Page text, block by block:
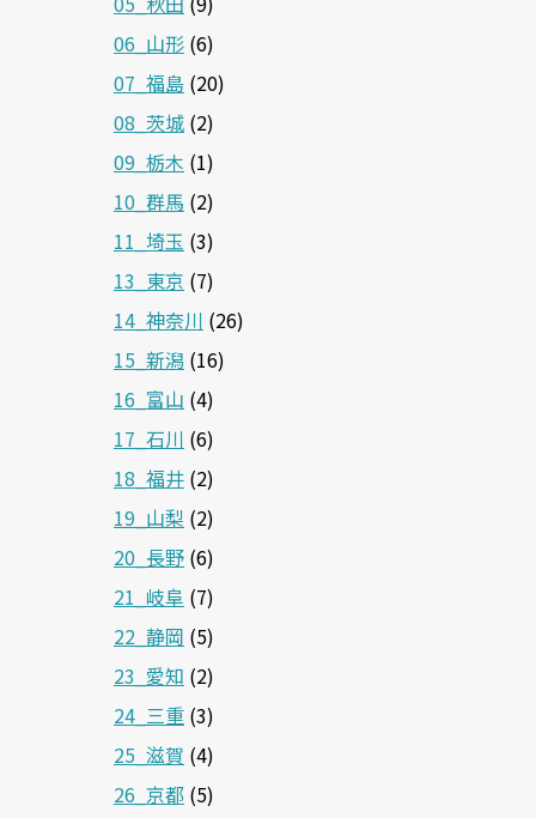
06_山形 (6)
07_福島 (20)
08_茨城 (2)
09_栃木 (1)
10_群馬 (2)
11_埼玉 (3)
13_東京 (7)
14_神奈川 (26)
15_新潟 (16)
16_富山 (4)
17_石川 (6)
18_福井 (2)
19_山梨 (2)
20_長野 (6)
21_岐阜 (7)
22_静岡 (5)
23_愛知 (2)
24_三重 (3)
25_滋賀 (4)
26_京都 (5)